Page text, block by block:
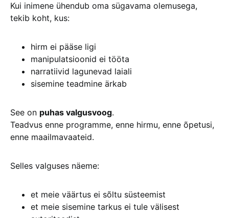
Kui inimene ühendub oma sügavama olemusega,
tekib koht, kus:
hirm ei pääse ligi
manipulatsioonid ei tööta
narratiivid lagunevad laiali
sisemine teadmine ärkab
See on puhas valgusvoog.
Teadvus enne programme, enne hirmu, enne õpetusi,
enne maailmavaateid.
Selles valguses näeme:
et meie väärtus ei sõltu süsteemist
et meie sisemine tarkus ei tule välisest